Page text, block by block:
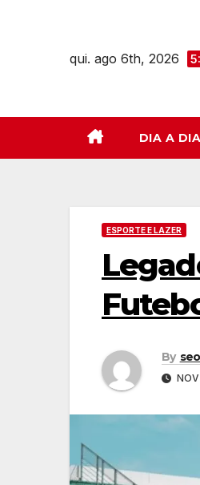
qui. ago 6th, 2026
DIA A DIA
ESPORTE E LAZER
By